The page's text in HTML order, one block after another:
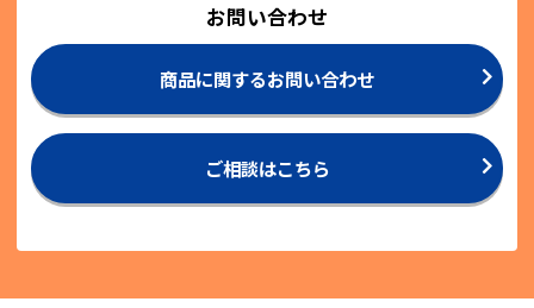
お問い合わせ
商品に関するお問い合わせ
ご相談はこちら